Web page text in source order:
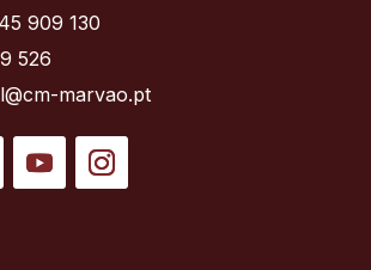
909 130
526
marvao.pt